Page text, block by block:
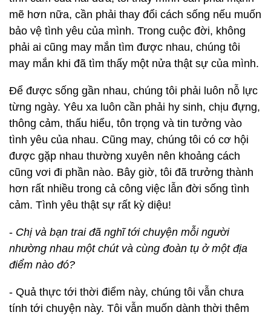
mẽ hơn nữa, cần phải thay đổi cách sống nếu muốn
bảo vệ tình yêu của mình. Trong cuộc đời, không
phải ai cũng may mắn tìm được nhau, chúng tôi
may mắn khi đã tìm thấy một nửa thật sự của mình.
Để được sống gần nhau, chúng tôi phải luôn nỗ lực
từng ngày. Yêu xa luôn cần phải hy sinh, chịu đựng,
thông cảm, thấu hiểu, tôn trọng và tin tưởng vào
tình yêu của nhau. Cũng may, chúng tôi có cơ hội
được gặp nhau thường xuyên nên khoảng cách
cũng vơi đi phần nào. Bây giờ, tôi đã trưởng thành
hơn rất nhiều trong cả công việc lẫn đời sống tình
cảm. Tình yêu thật sự rất kỳ diệu!
- Chị và bạn trai đã nghĩ tới chuyện mỗi người
nhường nhau một chút và cùng đoàn tụ ở một địa
điểm nào đó?
- Quả thực tới thời điểm này, chúng tôi vẫn chưa
tính tới chuyện này. Tôi vẫn muốn dành thời thêm